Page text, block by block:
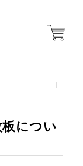
につい